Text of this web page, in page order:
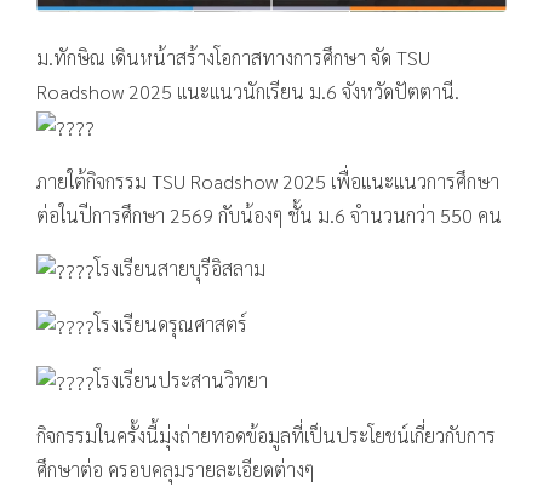
ม.ทักษิณ เดินหน้าสร้างโอกาสทางการศึกษา จัด TSU
Roadshow 2025 แนะแนวนักเรียน ม.6 จังหวัดปัตตานี.
ภายใต้กิจกรรม TSU Roadshow 2025 เพื่อแนะแนวการศึกษา
ต่อในปีการศึกษา 2569 กับน้องๆ ชั้น ม.6 จำนวนกว่า 550 คน
โรงเรียนสายบุรีอิสลาม
โรงเรียนดรุณศาสตร์
โรงเรียนประสานวิทยา
กิจกรรมในครั้งนี้มุ่งถ่ายทอดข้อมูลที่เป็นประโยชน์เกี่ยวกับการ
ศึกษาต่อ ครอบคลุมรายละเอียดต่างๆ